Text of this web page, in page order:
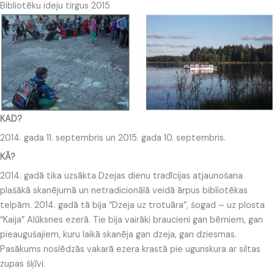
Bibliotēku ideju tirgus 2015
KAD?
2014. gada 11. septembris un 2015. gada 10. septembris.
KĀ?
2014. gadā tika uzsākta Dzejas dienu tradīcijas atjaunošana
plašākā skanējumā un netradicionālā veidā ārpus bibliotēkas
telpām. 2014. gadā tā bija “Dzeja uz trotuāra”, šogad – uz plosta
“Kaija” Alūksnes ezerā. Tie bija vairāki braucieni gan bērniem, gan
pieaugušajiem, kuru laikā skanēja gan dzeja, gan dziesmas.
Pasākums noslēdzās vakarā ezera krastā pie ugunskura ar siltas
zupas šķīvi.